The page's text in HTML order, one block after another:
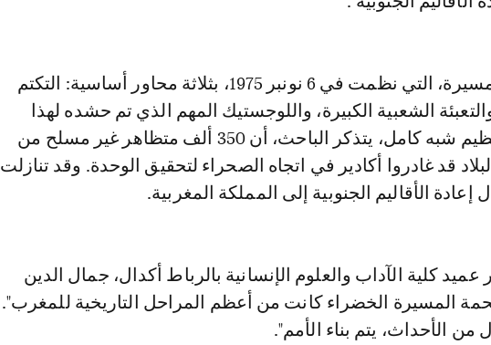
تميزت هذه المسيرة، التي نظمت في 6 نونبر 1975، بثلاثة محاور أساسية: التكتم
الشعبية الكبيرة، واللوجستيك المهم الذي تم حشده لهذا
الغرض. في تنظيم شبه كامل، يتذكر الباحث، أن 350 ألف متظاهر غير مسلح من
قد غادروا أكادير في اتجاه الصحراء لتحقيق الوحدة. وقد تنازلت
إعادة الأقاليم الجنوبية إلى المملكة المغربية.
عميد كلية الآداب والعلوم الإنسانية بالرباط أكدال، جمال الدين
المسيرة الخضراء كانت من أعظم المراحل التاريخية للمغرب".
الأحداث، يتم بناء الأمم".